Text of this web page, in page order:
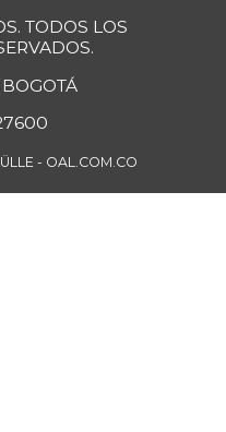
TODOS LOS
BOGOTÁ
- OAL.COM.CO